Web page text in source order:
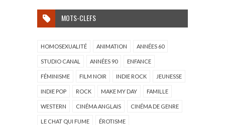
MOTS-CLEFS
HOMOSEXUALITÉ ANIMATION ANNÉES 60
STUDIO CANAL ANNÉES 90 ENFANCE
FÉMINISME FILM NOIR INDIE ROCK JEUNESSE
INDIE POP ROCK MAKE MY DAY FAMILLE
WESTERN CINÉMA ANGLAIS CINÉMA DE GENRE
LE CHAT QUI FUME ÉROTISME